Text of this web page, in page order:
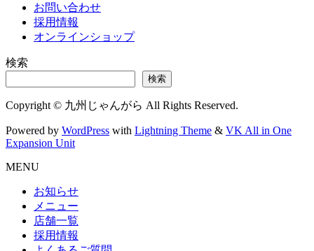
お問い合わせ
採用情報
オンラインショップ
検索
検索
Copyright © 九州じゃんがら All Rights Reserved.
Powered by WordPress with Lightning Theme & VK All in One
Expansion Unit
MENU
お知らせ
メニュー
店舗一覧
採用情報